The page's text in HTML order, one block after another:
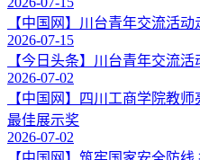
【中国网】川台青年交流活
2026-07-15
【今日头条】川台青年交流
2026-07-02
【中国网】四川工商学院教
最佳展示奖
2026-07-02